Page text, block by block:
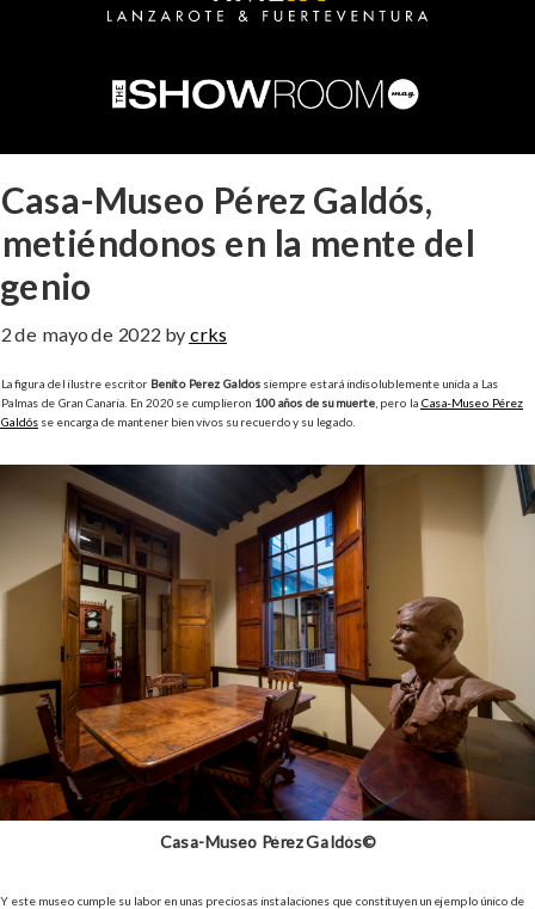
Casa-Museo Pérez Galdós,
metiéndonos en la mente del
genio
2 de mayo de 2022 by crks
La figura del ilustre escritor Benito Pérez Galdós siempre estará indisolublemente unida a Las
Palmas de Gran Canaria. En 2020 se cumplieron 100 años de su muerte , pero la Casa-Museo Pérez
Galdós se encarga de mantener bien vivos su recuerdo y su legado.
Casa-Museo Pérez Galdós©
Y este museo cumple su labor en unas preciosas instalaciones que constituyen un ejemplo único de